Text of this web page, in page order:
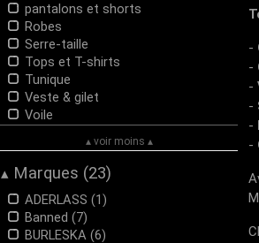
pantalons et shorts
Robes
Serre-taille
Tops et T-shirts
Tunique
Veste & gilet
Voile
▴ voir moins ▴
▴ Marques (23)
ADERLASS (1)
Banned (7)
BURLESKA (6)
-
-
-
-
-
-